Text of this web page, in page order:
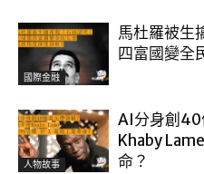
國際金融
馬杜羅被生
四富國變全
人物故事
AI分身創40
Khaby
命？